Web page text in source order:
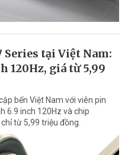
tại Việt Nam:
120Hz, giá từ 5,99
bến Việt Nam với viên pin
6.9 inch 120Hz và chip
từ 5,99 triệu đồng.